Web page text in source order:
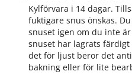
Kylförvara i 14 dagar.
fuktigare snus önskas.
snuset igen om du inte
snuset har lagrats
det för ljust beror det
bakning eller för lite